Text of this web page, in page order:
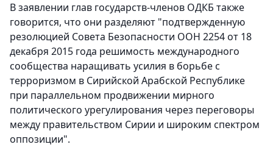
В заявлении глав государств-членов ОДКБ также
говорится, что они разделяют "подтвержденную
резолюцией Совета Безопасности ООН 2254 от 18
декабря 2015 года решимость международного
сообщества наращивать усилия в борьбе с
терроризмом в Сирийской Арабской Республике
при параллельном продвижении мирного
политического урегулирования через переговоры
между правительством Сирии и широким спектром
оппозиции".